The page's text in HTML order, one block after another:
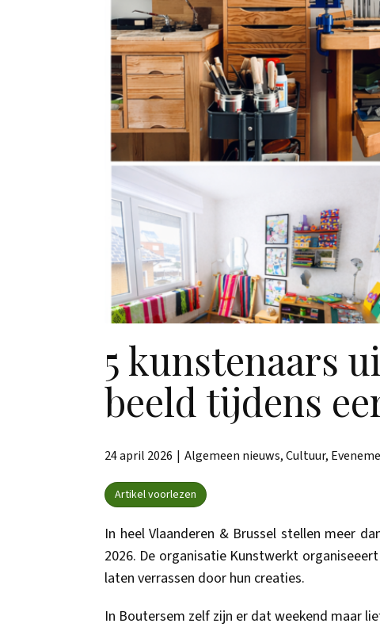
5 kunstenaars
beeld tijdens
24 april 2026 Algemeen nieuws,Cultuur,
Artikel voorlezen
In heel Vlaanderen & Brussel stellen meer
2026. De organisatie Kunstwerkt
laten verrassen door hun creaties.
In Boutersem zelf zijn er dat weekend maar